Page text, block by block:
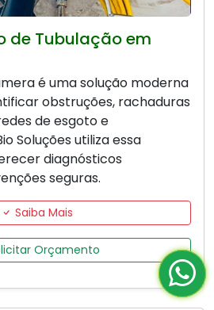
de Tubulação em
é uma solução moderna
obstruções, rachaduras
de esgoto e
Soluções utiliza essa
diagnósticos
seguras.
Saiba Mais
Orçamento